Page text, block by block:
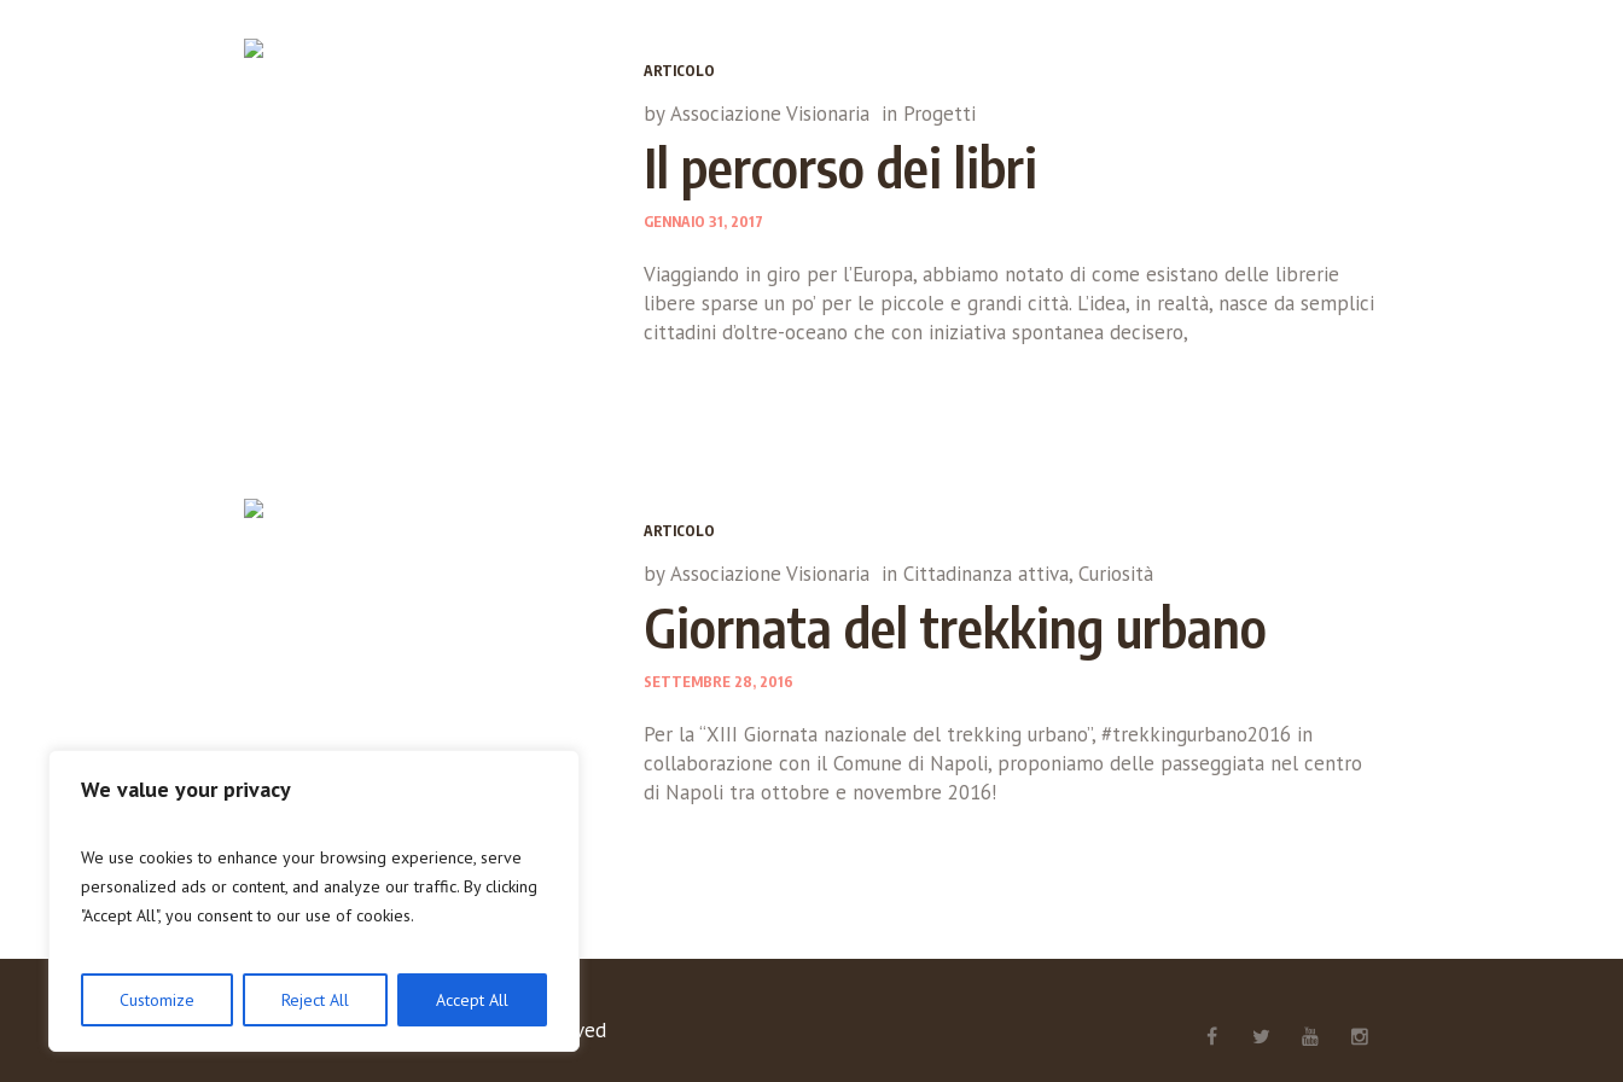
We value your privacy
We use cookies to enhance your browsing experience, serve
personalized ads or content, and analyze our traffic. By clicking
"Accept All", you consent to our use of cookies.
Customize Reject All Accept All
ARTICOLO
byAssociazione Visionaria in Progetti
Il percorso dei libri
GENNAIO 31, 2017
Viaggiando in giro per l’Europa, abbiamo notato di come esistano delle librerie
libere sparse un po’ per le piccole e grandi città. L’idea, in realtà, nasce da semplici
cittadini d’oltre-oceano che con iniziativa spontanea decisero,
ARTICOLO
byAssociazione Visionaria in Cittadinanza attiva, Curiosità
Giornata del trekking urbano
SETTEMBRE 28, 2016
Per la “XIII Giornata nazionale del trekking urbano”, #trekkingurbano2016 in
collaborazione con il Comune di Napoli, proponiamo delle passeggiata nel centro
di Napoli tra ottobre e novembre 2016!
Visionaria APS 2023 / All Rights Reserved